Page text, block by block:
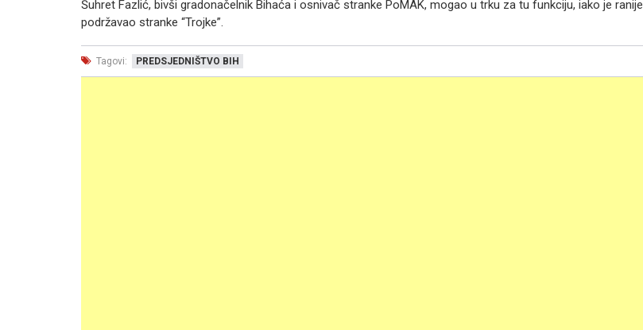
Šuhret Fazlić, bivši gradonačelnik Bihaća i osnivač stranke PoMAK, mogao u trku za tu funkciju, iako je ranije
podržavao stranke “Trojke”.
Tagovi: PREDSJEDNIŠTVO BIH